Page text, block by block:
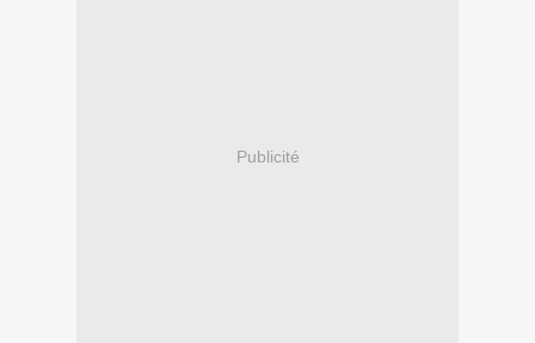
Publicité